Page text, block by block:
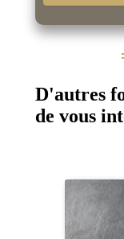
D'autres
de vous